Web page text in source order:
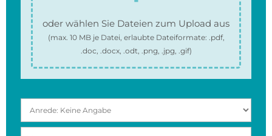
oder wählen Sie Dateien zum Upload aus
(max. 10 MBje Datei, erlaubte Dateiformate: .pdf,
.doc, .docx, .odt, .png, .jpg, .gif)